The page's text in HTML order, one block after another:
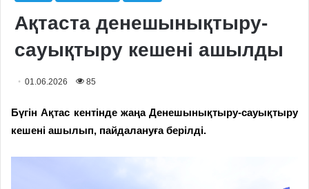
Ақтаста денешынықтыру-
сауықтыру кешені ашылды
01.06.2026 85
Бүгін Ақтас кентінде жаңа Денешынықтыру-сауықтыру
кешені ашылып, пайдалануға берілді.